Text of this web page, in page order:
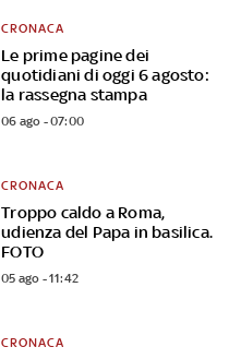
Le prime pagine dei
quotidiani di oggi 6 agosto:
la rassegna stampa
CRONACA
06 ago - 07:00
Troppo caldo a Roma,
udienza del Papa in basilica.
FOTO
CRONACA
05 ago - 11:42
CRONACA